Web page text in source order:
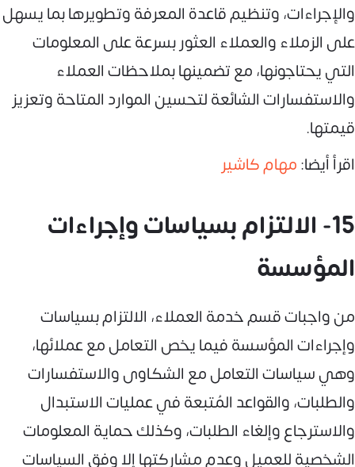
والإجراءات، وتنظيم قاعدة المعرفة وتطويرها بما يسهل
على الزملاء والعملاء العثور بسرعة على المعلومات
التي يحتاجونها، مع تضمينها بملاحظات العملاء
والاستفسارات الشائعة لتحسين الموارد المتاحة وتعزيز
قيمتها.
اقرأ أيضا:مهام كاشير
15- الالتزام بسياسات وإجراءات
المؤسسة
من واجبات قسم خدمة العملاء، الالتزام بسياسات
وإجراءات المؤسسة فيما يخص التعامل مع عملائها،
وهي سياسات التعامل مع الشكاوى والاستفسارات
والطلبات، والقواعد المُتبعة في عمليات الاستبدال
والاسترجاع وإلغاء الطلبات، وكذلك حماية المعلومات
الشخصية للعميل وعدم مشاركتها إلا وفق السياسات